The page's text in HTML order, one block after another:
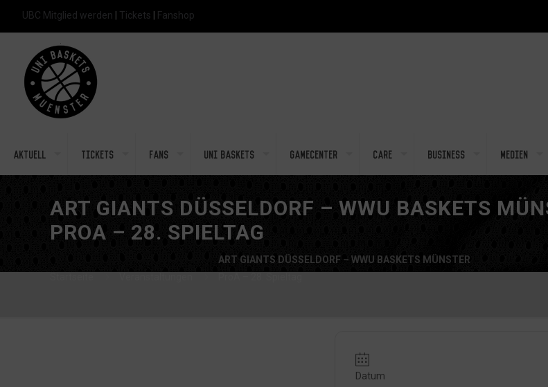
UBC Mitglied werden Tickets Fanshop
Aktuell Tickets Fans Uni Baskets Gamecenter Care Business Medien
ART GIANTS DÜSSELDORF – WWU BASKETS
PROA – 28. SPIELTAG
ART GIANTS DÜSSELDORF – WWU BASKETS MÜNSTER
Datum